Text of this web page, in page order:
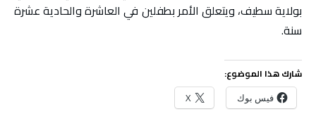
بولاية سطيف، ويتعلق الأمر بطفلين في العاشرة والحادية عشرة
سنة.
شارك هذا الموضوع:
فيس بوك X